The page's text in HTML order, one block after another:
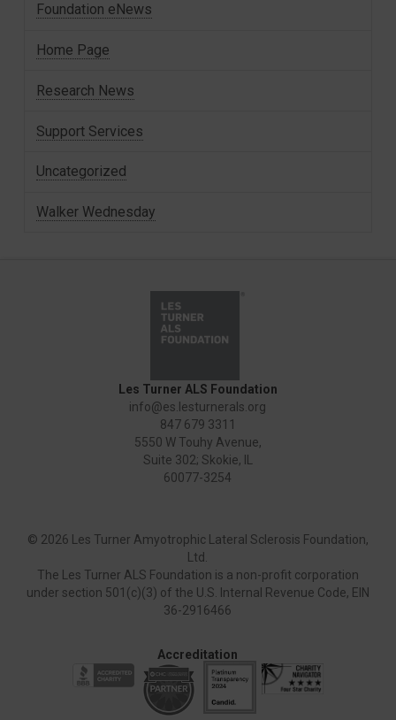
Foundation eNews
Home Page
Research News
Support Services
Uncategorized
Walker Wednesday
Les Turner ALS Foundation
info@es.lesturnerals.org
847 679 3311
5550 W Touhy Avenue,
Suite 302; Skokie, IL
60077-3254
© 2026 Les Turner Amyotrophic Lateral Sclerosis Foundation,
Ltd.
The Les Turner ALS Foundation is a non-profit corporation
under section 501(c)(3) of the U.S. Internal Revenue Code, EIN
36-2916466
Accreditation